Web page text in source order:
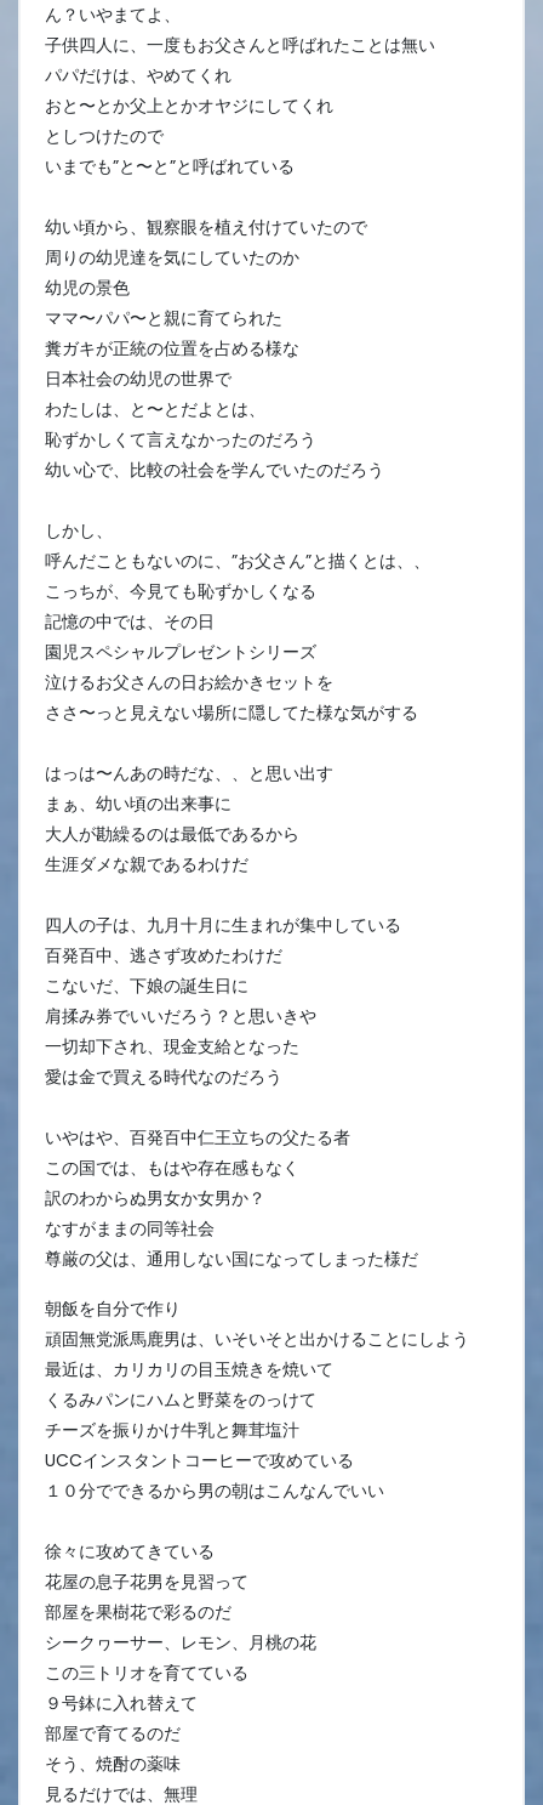
ん？いやまてよ、
子供四人に、一度もお父さんと呼ばれたことは無い
パパだけは、やめてくれ
おと〜とか父上とかオヤジにしてくれ
としつけたので
いまでも”と〜と”と呼ばれている
幼い頃から、観察眼を植え付けていたので
周りの幼児達を気にしていたのか
幼児の景色
ママ〜パパ〜と親に育てられた
糞ガキが正統の位置を占める様な
日本社会の幼児の世界で
わたしは、と〜とだよとは、
恥ずかしくて言えなかったのだろう
幼い心で、比較の社会を学んでいたのだろう
しかし、
呼んだこともないのに、”お父さん”と描くとは、、
こっちが、今見ても恥ずかしくなる
記憶の中では、その日
園児スペシャルプレゼントシリーズ
泣けるお父さんの日お絵かきセットを
ささ〜っと見えない場所に隠してた様な気がする
はっは〜んあの時だな、、と思い出す
まぁ、幼い頃の出来事に
大人が勘繰るのは最低であるから
生涯ダメな親であるわけだ
四人の子は、九月十月に生まれが集中している
百発百中、逃さず攻めたわけだ
こないだ、下娘の誕生日に
肩揉み券でいいだろう？と思いきや
一切却下され、現金支給となった
愛は金で買える時代なのだろう
いやはや、百発百中仁王立ちの父たる者
この国では、もはや存在感もなく
訳のわからぬ男女か女男か？
なすがままの同等社会
尊厳の父は、通用しない国になってしまった様だ
朝飯を自分で作り
頑固無党派馬鹿男は、いそいそと出かけることにしよう
最近は、カリカリの目玉焼きを焼いて
くるみパンにハムと野菜をのっけて
チーズを振りかけ牛乳と舞茸塩汁
UCCインスタントコーヒーで攻めている
１０分でできるから男の朝はこんなんでいい
徐々に攻めてきている
花屋の息子花男を見習って
部屋を果樹花で彩るのだ
シークヮーサー、レモン、月桃の花
この三トリオを育てている
９号鉢に入れ替えて
部屋で育てるのだ
そう、焼酎の薬味
見るだけでは、無理